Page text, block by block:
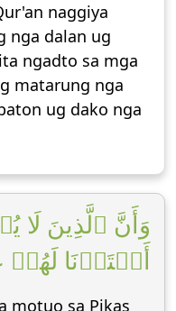
naggiya
nga dalan ug
ngadto sa mga
matarung nga
ug dako nga
وَأَنَّ ٱلَّذِينَ لَا
أَعۡتَدۡنَا لَهُمۡ
motuo sa Pikas